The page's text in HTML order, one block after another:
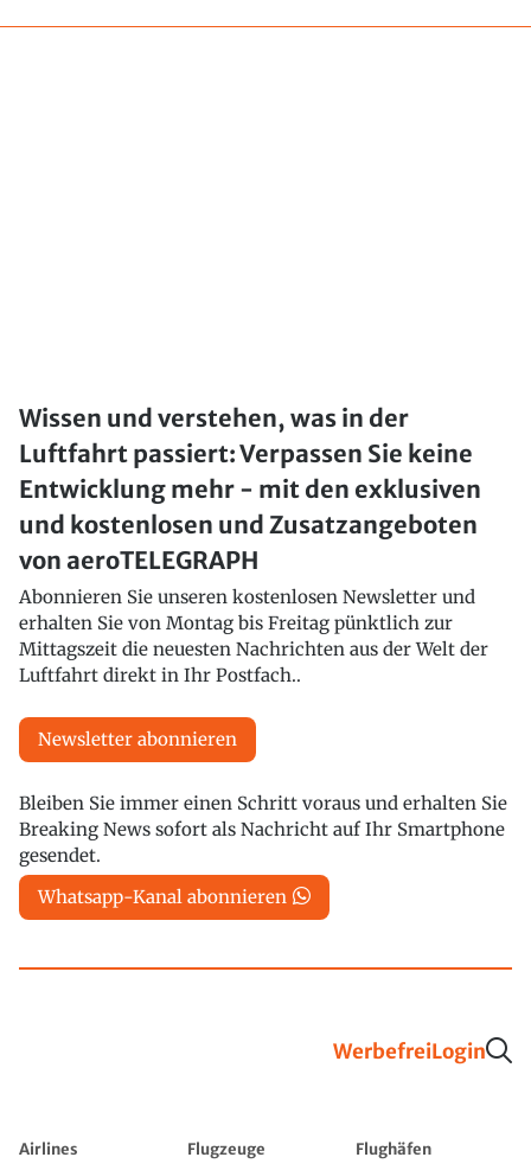
Wissen und verstehen, was in der
Luftfahrt passiert: Verpassen Sie keine
Entwicklung mehr - mit den exklusiven
und kostenlosen und Zusatzangeboten
von aeroTELEGRAPH
Abonnieren Sie unseren kostenlosen Newsletter und
erhalten Sie von Montag bis Freitag pünktlich zur
Mittagszeit die neuesten Nachrichten aus der Welt der
Luftfahrt direkt in Ihr Postfach..
Newsletter abonnieren
Bleiben Sie immer einen Schritt voraus und erhalten Sie
Breaking News sofort als Nachricht auf Ihr Smartphone
gesendet.
Whatsapp-Kanal abonnieren
WerbefreiLogin
Airlines Flugzeuge
Flughäfen